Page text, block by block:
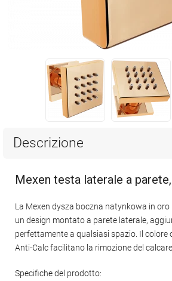
Descrizione
Mexen testa laterale a
La Mexen dysza boczna natynkowa in
un design montato a parete laterale,
perfettamente a qualsiasi spazio. Il
Anti-Calc facilitano la rimozione del
Specifiche del prodotto: